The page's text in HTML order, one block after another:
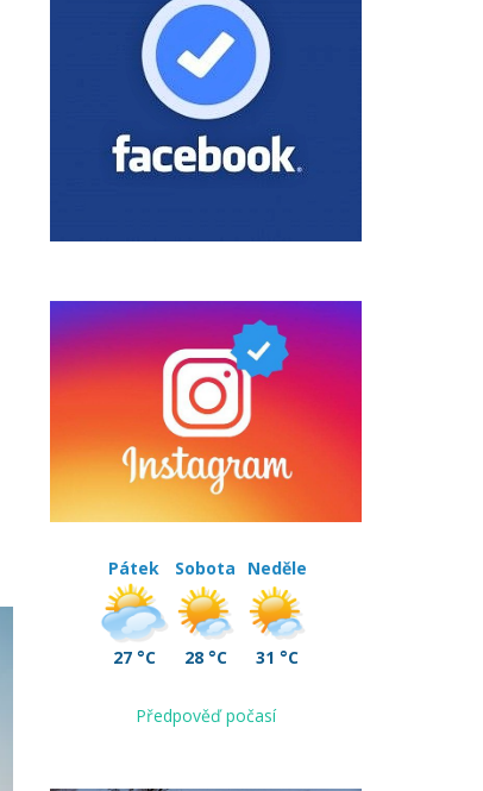
Pátek
27 °C
Sobota
28 °C
Neděle
31 °C
Předpověď počasí